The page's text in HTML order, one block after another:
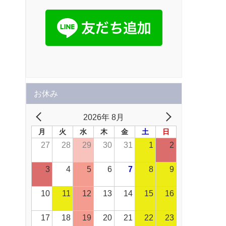
お休み
2026年 8月
月 火 水 木 金 土 日
27 28 29 30 31 1 2
3 4 5 6 7 8 9
10 11 12 13 14 15 16
17 18 19 20 21 22 23